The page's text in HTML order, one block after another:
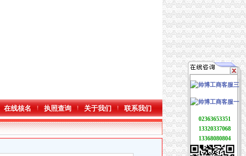
在线核名 执照查询 关于我们 联系我们
02363653351
13320337068
13368080804